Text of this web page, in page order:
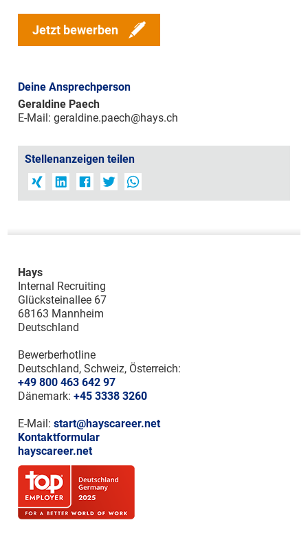
Jetzt bewerben
Deine Ansprechperson
Geraldine Paech
E-Mail: geraldine.paech@hays.ch
Stellenanzeigen teilen
Hays
Internal Recruiting
Glücksteinallee 67
68163 Mannheim
Deutschland
Bewerberhotline
Deutschland, Schweiz, Österreich:
+49 800 463 642 97
Dänemark: +45 3338 3260
E-Mail: start@hayscareer.net
Kontaktformular
hayscareer.net